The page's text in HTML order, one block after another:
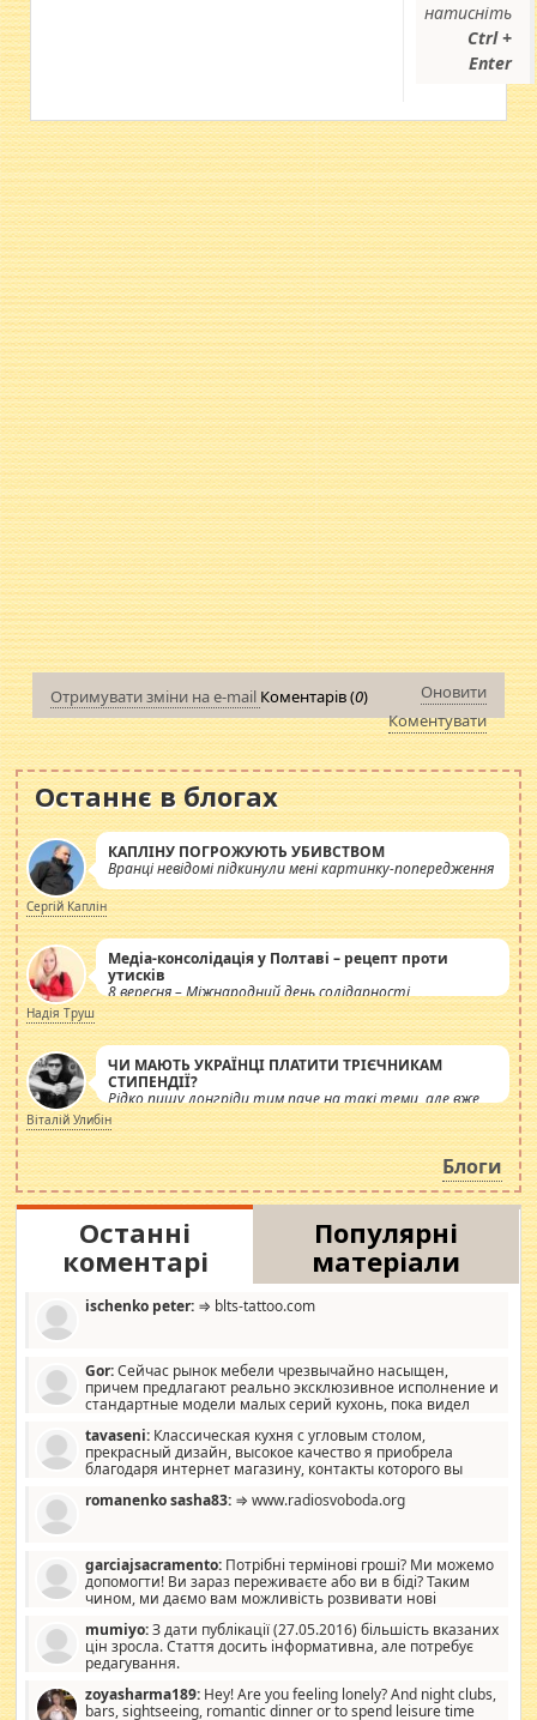
натисніть
Ctrl +
Enter
Отримувати зміни на e-mail Коментарів (0)
Оновити
Коментувати
Останнє в блогах
КАПЛІНУ ПОГРОЖУЮТЬ УБИВСТВОМ
Вранці невідомі підкинули мені картинку-попередження
Сергій Каплін
Медіа-консолідація у Полтаві – рецепт проти
утисків
8 вересня – Міжнародний день солідарності
журналістів.
Надія Труш
ЧИ МАЮТЬ УКРАЇНЦІ ПЛАТИТИ ТРІЄЧНИКАМ
СТИПЕНДІЇ?
Рідко пишу лонгріди тим паче на такі теми, але вже
просто дістало! Обурюють сьогоднішні інсенуації
навколо стипендіального питання. Штучно
роздувається ще одна соціальна катастрофа.
Віталій Улибін
Блоги
Останні
коментарі
Популярні
матеріали
ischenko peter: ⇒ blts-tattoo.com
Gor:Сейчас рынок мебели чрезвычайно насыщен,
причем предлагают реально эксклюзивное исполнение и
стандартные модели малых серий кухонь, пока видел
стандартные формы, в MebelOk, креативненько и что главное -
со вкусом все в порядке, без ненужных наворотов удорожающих
мебель, а это не последний фактор.
tavaseni: Классическая кухня с угловым столом,
прекрасный дизайн, высокое качество я приобрела
благодаря интернет магазину, контакты которого вы
romanenko sasha83: ⇒ www.radiosvoboda.org
garciajsacramento: Потрібні термінові гроші? Ми можемо
допомогти! Ви зараз переживаєте або ви в біді? Таким
чином, ми даємо вам можливість розвивати нові
допомагати людям, які намагаються дати їм шанс. Кожен
заслуговує на другий шанс, і, оскільки влада не зможе, вони
повинні приймати від інших. Для нас нема багато суми, і зрілість
витрат, а тільки узгоджених сум і нічого іншого. Не чекайте і не
коментуйте цей пост. Введіть суму, яку ви хочете подати, і ми
mumiyo:З дати публікації (27.05.2016) більшість вказаних
цін зросла. Стаття досить інформативна, але потребує
редагування.
zoyasharma189: Hey! Are you feeling lonely? And night clubs,
bars, sightseeing, romantic dinner or to spend leisure time